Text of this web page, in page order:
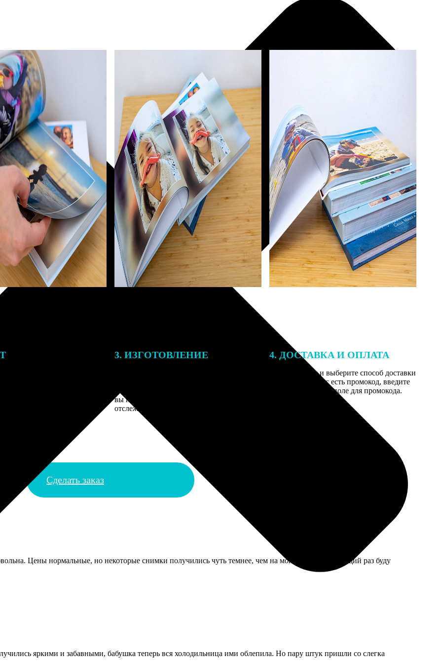
3. ИЗГОТОВЛЕНИЕ
вы получите письмо с трек-номером для
отслеживания.
4. ДОСТАВКА И ОПЛАТА
Введите адрес и выберите способ доставки
заказа. Если у вас есть промокод, введите
его в специальное поле для промокода.
Сделать заказ
Цены нормальные, но некоторые снимки получились чуть темнее, чем на мониторе, в следующий раз буду
яркими и забавными, бабушка теперь вся холодильница ими облепила. Но пару штук пришли со слегка